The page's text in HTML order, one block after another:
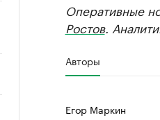
Оперативные
Ростов.
Авторы
Егор Маркин